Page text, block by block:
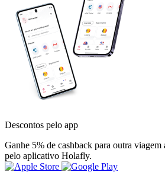
Descontos pelo app
Ganhe 5% de cashback para outra
pelo aplicativo Holafly.